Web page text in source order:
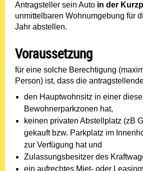
Antragsteller sein Auto in der
unmittelbaren Wohnumgebung für
Jahr abstellen.
Voraussetzung
für eine solche Berechtigung
Person) ist, dass die
den Hauptwohnsitz in einer
Bewohnerparkzonen hat,
keinen privaten Abstellplatz (zB
gekauft bzw. Parkplatz im
zur Verfügung hat und
Zulassungsbesitzer des
ein aufrechtes Miet- oder